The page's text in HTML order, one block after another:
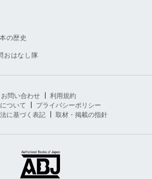
の歴史
はなし隊
お問い合わせ
利用規約
ついて
プライバシーポリシー
に基づく表記
取材・掲載の指針